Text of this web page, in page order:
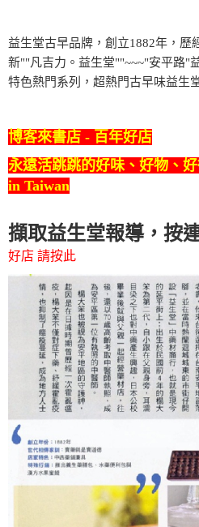
益生堂古早品牌，創立1882年，歷
新""凡吉力。益生堂""~~~"安平路"
特色熱門系列，超熱門古早味益生
博客來書店 - 百年好店
永遠活跳跳的好味、好物、
in Taiwan
擷取益生堂報導，按
好店 請按此